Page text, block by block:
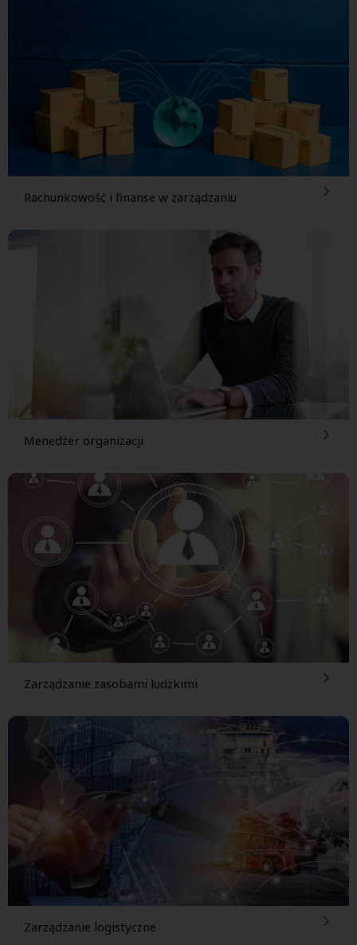
Rachunkowość i finanse w zarządzaniu
Menedżer organizacji
Zarządzanie zasobami ludzkimi
Zarządzanie logistyczne